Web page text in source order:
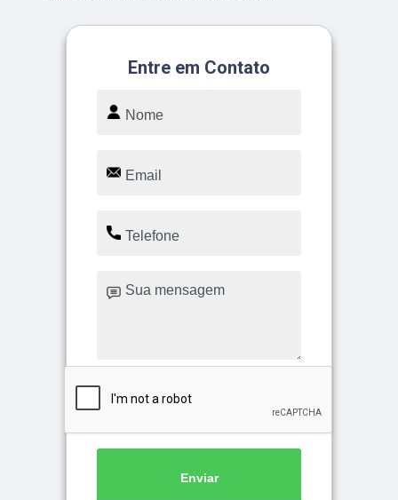
Entre em Contato
Enviar